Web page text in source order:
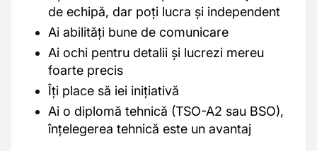
de echipă, dar poți lucra și independent
Ai abilități bune de comunicare
Ai ochi pentru detalii și lucrezi mereu
foarte precis
Îți place să iei inițiativă
Ai o diplomă tehnică (TSO-A2 sau BSO),
înțelegerea tehnică este un avantaj